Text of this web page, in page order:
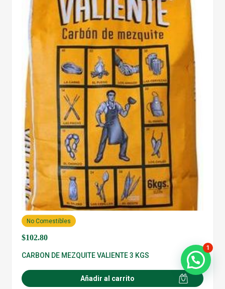
$102.80
No Comestibles
CARBON DE MEZQUITE VALIENTE 3 KGS
Añadir al carrito
1